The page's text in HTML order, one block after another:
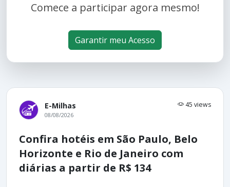
Comece a participar agora mesmo!
Garantir meu Acesso
E-Milhas 45 views
08/08/2026
Confira hotéis em São Paulo, Belo
Horizonte e Rio de Janeiro com
diárias a partir de R$ 134